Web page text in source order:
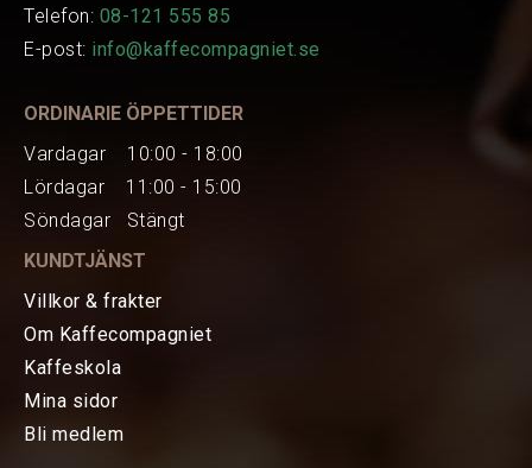
HEM
Telefon: 08-121 555 85
E-post: info@kaffecompagniet.se
ORDINARIE ÖPPETTIDER
Vardagar 10:00 - 18:00
Lördagar 11:00 - 15:00
Söndagar Stängt
KUNDTJÄNST
Villkor & frakter
Om Kaffecompagniet
Kaffeskola
Mina sidor
Bli medlem